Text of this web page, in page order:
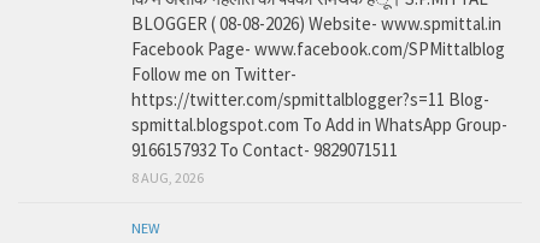
BLOGGER ( 08-08-2026) Website- www.spmittal.in
Facebook Page- www.facebook.com/SPMittalblog
Follow me on Twitter-
https://twitter.com/spmittalblogger?s=11 Blog-
spmittal.blogspot.com To Add in WhatsApp Group-
9166157932 To Contact- 9829071511
8 AUG, 2026
NEW